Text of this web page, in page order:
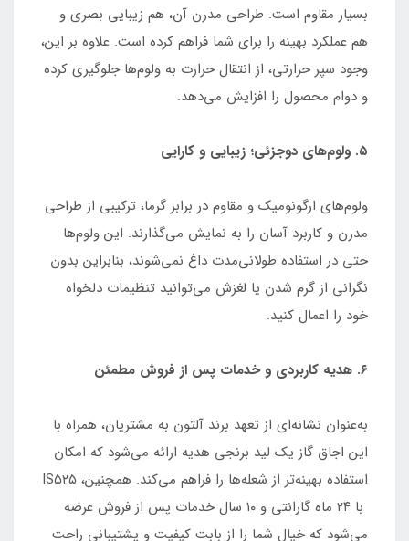
بسیار مقاوم است. طراحی مدرن آن، هم زیبایی بصری و
هم عملکرد بهینه را برای شما فراهم کرده است. علاوه بر این،
وجود سپر حرارتی، از انتقال حرارت به ولوم‌ها جلوگیری کرده
و دوام محصول را افزایش می‌دهد.
۵. ولوم‌های دوجزئی؛ زیبایی و کارایی
ولوم‌های ارگونومیک و مقاوم در برابر گرما، ترکیبی از طراحی
مدرن و کاربرد آسان را به نمایش می‌گذارند. این ولوم‌ها
حتی در استفاده طولانی‌مدت داغ نمی‌شوند، بنابراین بدون
نگرانی از گرم شدن یا لغزش می‌توانید تنظیمات دلخواه
خود را اعمال کنید.
۶. هدیه کاربردی و خدمات پس از فروش مطمئن
به‌عنوان نشانه‌ای از تعهد برند آلتون به مشتریان، همراه با
این اجاق گاز یک لید برنجی هدیه ارائه می‌شود که امکان
استفاده بهینه‌تر از شعله‌ها را فراهم می‌کند. همچنین، IS۵۲۵
با ۲۴ ماه گارانتی و ۱۰ سال خدمات پس از فروش عرضه
می‌شود که خیال شما را از بابت کیفیت و پشتیبانی راحت